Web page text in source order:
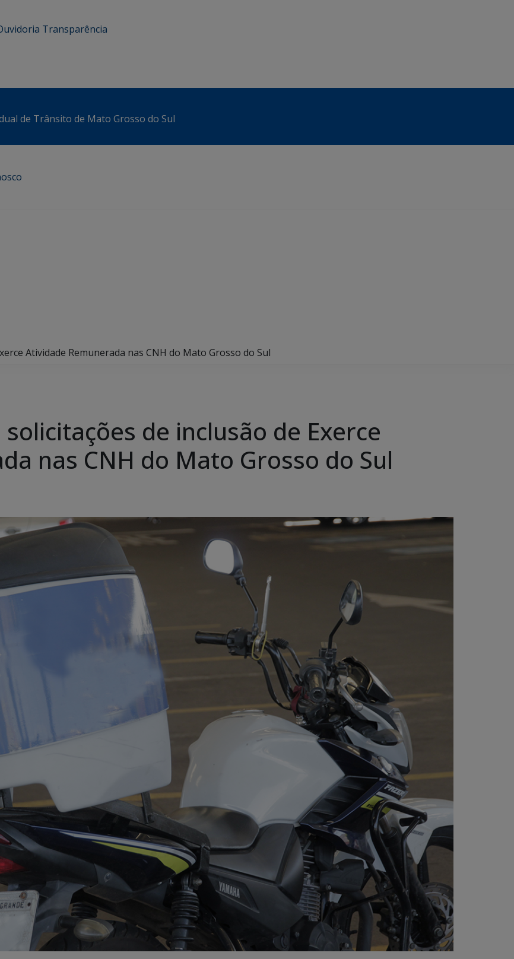
Transparência
de Trânsito de Mato Grosso do Sul
Atividade Remunerada nas CNH do Mato Grosso do Sul
de inclusão de Exerce
nas CNH do Mato Grosso do Sul